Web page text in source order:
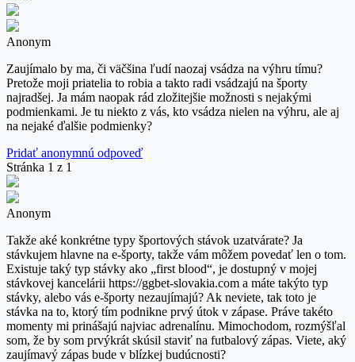
Anonym
Zaujímalo by ma, či väčšina ľudí naozaj vsádza na výhru tímu?
Pretože moji priatelia to robia a takto radi vsádzajú na športy
najradšej. Ja mám naopak rád zložitejšie možnosti s nejakými
podmienkami. Je tu niekto z vás, kto vsádza nielen na výhru, ale aj
na nejaké ďalšie podmienky?
Pridať anonymnú odpoveď
Stránka 1 z 1
Anonym
Takže aké konkrétne typy športových stávok uzatvárate? Ja
stávkujem hlavne na e-športy, takže vám môžem povedať len o tom.
Existuje taký typ stávky ako „first blood“, je dostupný v mojej
stávkovej kancelárii https://ggbet-slovakia.com a máte takýto typ
stávky, alebo vás e-športy nezaujímajú? Ak neviete, tak toto je
stávka na to, ktorý tím podnikne prvý útok v zápase. Práve takéto
momenty mi prinášajú najviac adrenalínu. Mimochodom, rozmýšľal
som, že by som prvýkrát skúsil staviť na futbalový zápas. Viete, aký
zaujímavý zápas bude v blízkej budúcnosti?